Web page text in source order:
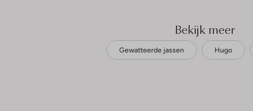
Bekijk meer
Gewatteerde jassen Hugo